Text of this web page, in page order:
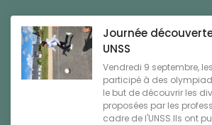
Journée
UNSS
Vendredi 9 septembre,
participé à des
le but de découvrir les
proposées par les
cadre de l'UNSS.Ils ont